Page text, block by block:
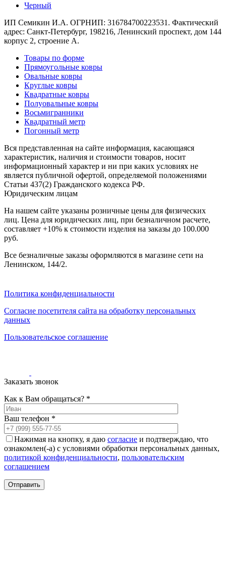
Черный
ИП Семикин И.А. ОГРНИП: 316784700223531. Фактический
адрес: Санкт-Петербург, 198216, Ленинский проспект, дом 144
корпус 2, строение А.
Товары по форме
Прямоугольные ковры
Овальные ковры
Круглые ковры
Квадратные ковры
Полуовальные ковры
Восьмигранники
Квадратный метр
Погонный метр
Вся представленная на сайте информация, касающаяся
характеристик, наличия и стоимости товаров, носит
информационный характер и ни при каких условиях не
является публичной офертой, определяемой положениями
Статьи 437(2) Гражданского кодекса РФ.
Юридическим лицам
На нашем сайте указаны розничные цены для физических
лиц. Цена для юридических лиц, при безналичном расчете,
составляет +10% к стоимости изделия на заказы до 100.000
руб.
Все безналичные заказы оформляются в магазине сети на
Ленинском, 144/2.
Политика конфиденциальности
Согласие посетителя сайта на обработку персональных
данных
Пользовательское соглашение
Заказать звонок
Как к Вам обращаться? *
Ваш телефон *
Нажимая на кнопку, я даю согласие и подтверждаю, что
ознакомлен(-а) с условиями обработки персональных данных,
политикой конфиденциальности, пользовательским
соглашением